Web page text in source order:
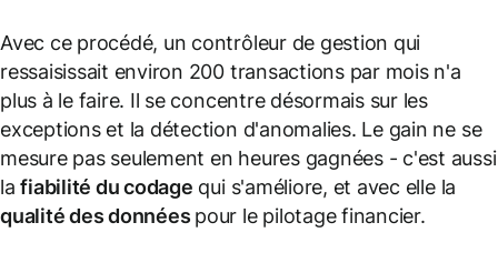
Avec ce procédé, un contrôleur de gestion qui
ressaisissait environ 200 transactions par mois n'a
plus à le faire. Il se concentre désormais sur les
exceptions et la détection d'anomalies. Le gain ne se
mesure pas seulement en heures gagnées - c'est aussi
lafiabilité du codage qui s'améliore, et avec elle la
qualité des données pour le pilotage financier.